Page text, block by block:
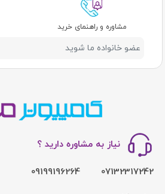
مشاوره و راهنمای خرید
نیاز به مشاوره دارید ؟
07132317242
09199196264